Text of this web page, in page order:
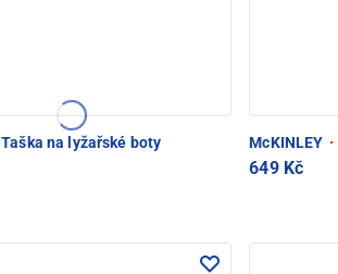
Taška na lyžařské boty McKINLEY ·
649 Kč